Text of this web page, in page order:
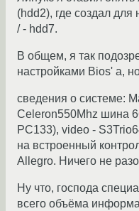
(hdd2), где создал для
/ - hdd7.
В общем, я так
настройками Bios' а,
сведения о системе:
Celeron550Mhz шина
PC133), video -
на встроенный
Allegro. Ничего не
Ну что, господа
всего объёма